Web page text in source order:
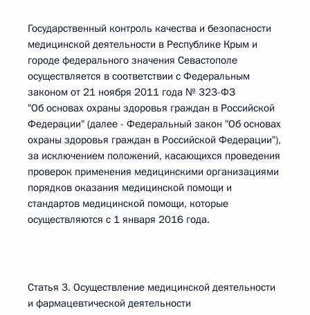
Государственный контроль качества и безопасности
медицинской деятельности в Республике Крым и
городе федерального значения Севастополе
осуществляется в соответствии с Федеральным
законом от 21 ноября 2011 года № 323-ФЗ
"Об основах охраны здоровья граждан в Российской
Федерации" (далее - Федеральный закон "Об основах
охраны здоровья граждан в Российской Федерации"),
за исключением положений, касающихся проведения
проверок применения медицинскими организациями
порядков оказания медицинской помощи и
стандартов медицинской помощи, которые
осуществляются с 1 января 2016 года.
Статья 3. Осуществление медицинской деятельности
и фармацевтической деятельности